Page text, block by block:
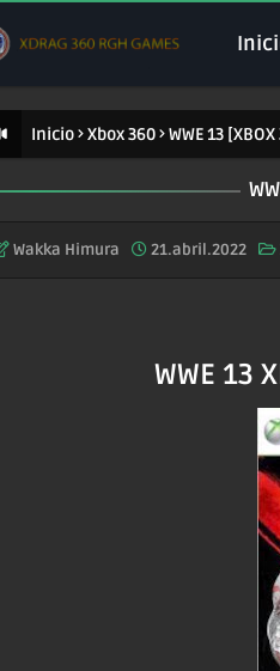
Inicio Xbox 360 WWE 13
Wakka Himura 21.abril.2022
WWE 13